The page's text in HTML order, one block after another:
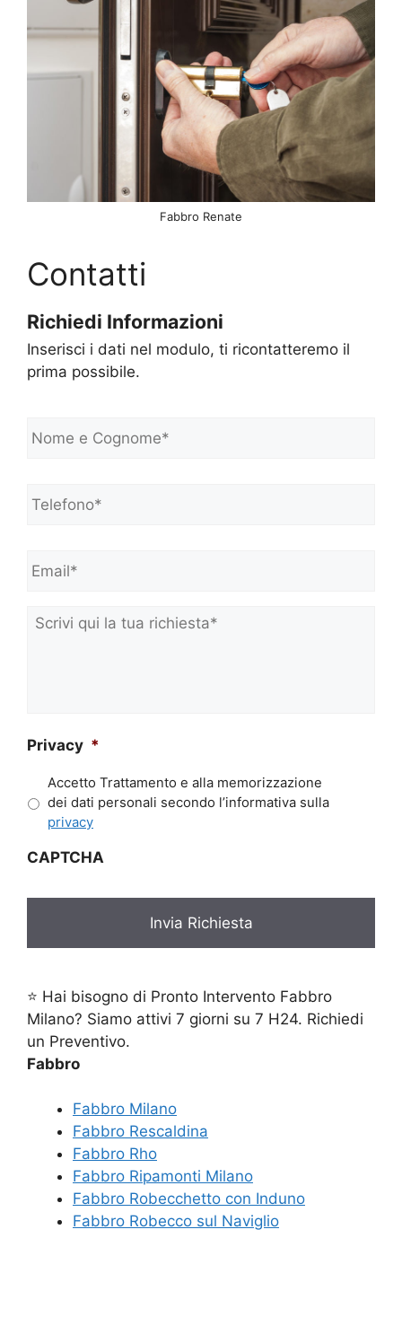
Fabbro Renate
Contatti
Richiedi Informazioni
Inserisci i dati nel modulo, ti ricontatteremo il
prima possibile.
o
e
C
n
m
Scrivi
qui
Privacy *
Accetto Trattamento e alla memorizzazione
dei dati personali secondo l’informativa sulla
privacy
CAPTCHA
⭐ Hai bisogno di Pronto Intervento Fabbro
Milano? Siamo attivi 7 giorni su 7 H24. Richiedi
un Preventivo.
Fabbro
Fabbro Milano
Fabbro Rescaldina
Fabbro Rho
Fabbro Ripamonti Milano
Fabbro Robecchetto con Induno
Fabbro Robecco sul Naviglio